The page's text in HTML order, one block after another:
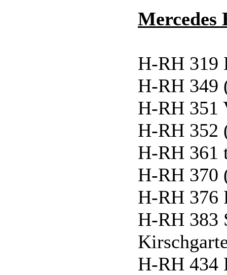
Mercedes
H-RH 319
H-RH 349
H-RH 351
H-RH 352
H-RH 361
H-RH 370
H-RH 376
H-RH 383
H-RH 434